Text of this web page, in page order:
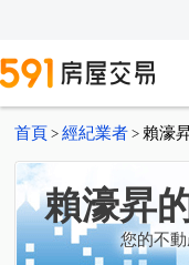
首頁 > 經紀業者 > 賴濠
賴濠昇
您的不